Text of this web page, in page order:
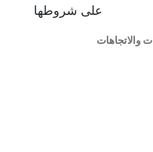
على شروطها